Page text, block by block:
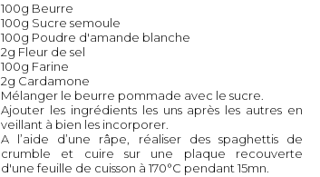
100g Beurre
100g Sucre semoule
100g Poudre d'amande blanche
2g Fleur de sel
100g Farine
2g Cardamone
Mélanger le beurre pommade avec le sucre.
Ajouter les ingrédients les uns après les autres en
veillant à bien les incorporer.
A l’aide d’une râpe, réaliser des spaghettis de
crumble et cuire sur une plaque recouverte
d'une feuille de cuisson à 170°C pendant 15mn.